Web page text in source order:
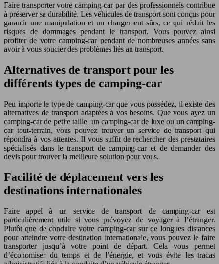
Faire transporter votre camping-car par des professionnels contribue
à préserver sa durabilité. Les véhicules de transport sont conçus pour
garantir une manipulation et un chargement sûrs, ce qui réduit les
risques de dommages pendant le transport. Vous pouvez ainsi
profiter de votre camping-car pendant de nombreuses années sans
avoir à vous soucier des problèmes liés au transport.
Alternatives de transport pour les
différents types de camping-car
Peu importe le type de camping-car que vous possédez, il existe des
alternatives de transport adaptées à vos besoins. Que vous ayez un
camping-car de petite taille, un camping-car de luxe ou un camping-
car tout-terrain, vous pouvez trouver un service de transport qui
répondra à vos attentes. Il vous suffit de rechercher des prestataires
spécialisés dans le transport de camping-car et de demander des
devis pour trouver la meilleure solution pour vous.
Facilité de déplacement vers les
destinations internationales
Faire appel à un service de transport de camping-car est
particulièrement utile si vous prévoyez de voyager à l’étranger.
Plutôt que de conduire votre camping-car sur de longues distances
pour atteindre votre destination internationale, vous pouvez le faire
transporter jusqu’à votre point de départ. Cela vous permet
d’économiser du temps et de l’énergie, et vous évite les tracas